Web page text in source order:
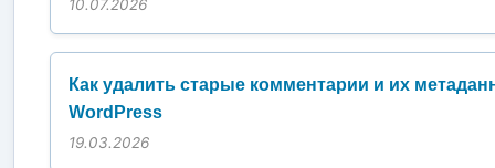
10.07.2026
Как удалить старые комментарии и их
WordPress
19.03.2026